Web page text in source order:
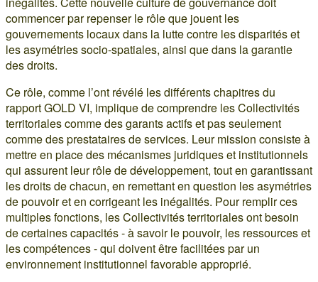
commencer par repenser le rôle que jouent les
gouvernements locaux dans la lutte contre les disparités et
les asymétries socio-spatiales, ainsi que dans la garantie
des droits.
Ce rôle, comme l’ont révélé les différents chapitres du
rapport GOLD VI, implique de comprendre les Collectivités
territoriales comme des garants actifs et pas seulement
comme des prestataires de services. Leur mission consiste à
mettre en place des mécanismes juridiques et institutionnels
qui assurent leur rôle de développement, tout en garantissant
les droits de chacun, en remettant en question les asymétries
de pouvoir et en corrigeant les inégalités. Pour remplir ces
multiples fonctions, les Collectivités territoriales ont besoin
de certaines capacités - à savoir le pouvoir, les ressources et
les compétences - qui doivent être facilitées par un
environnement institutionnel favorable approprié.